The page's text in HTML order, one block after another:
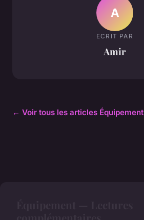
A
ECRIT PAR
Amir
← Voir tous les articles Équipement